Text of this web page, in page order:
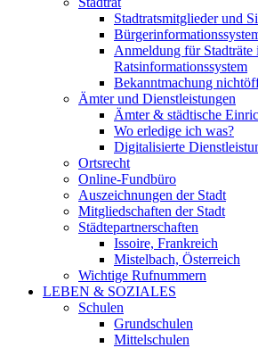
Stadtratsmitglieder und
Anmeldung für Stadträte
Ratsinformationssystem
Bekanntmachung
Ämter und Dienstleistungen
Ämter & städtische
Wo erledige ich was?
Digitalisierte
Ortsrecht
Online-Fundbüro
Auszeichnungen der Stadt
Mitgliedschaften der Stadt
Städtepartnerschaften
Issoire, Frankreich
Mistelbach, Österreich
Wichtige Rufnummern
LEBEN & SOZIALES
Schulen
Grundschulen
Mittelschulen